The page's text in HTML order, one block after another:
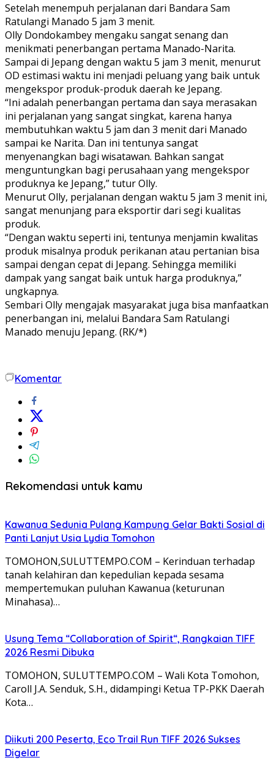
Setelah menempuh perjalanan dari Bandara Sam
Ratulangi Manado 5 jam 3 menit.
Olly Dondokambey mengaku sangat senang dan
menikmati penerbangan pertama Manado-Narita.
Sampai di Jepang dengan waktu 5 jam 3 menit, menurut
OD estimasi waktu ini menjadi peluang yang baik untuk
mengekspor produk-produk daerah ke Jepang.
“Ini adalah penerbangan pertama dan saya merasakan
ini perjalanan yang sangat singkat, karena hanya
membutuhkan waktu 5 jam dan 3 menit dari Manado
sampai ke Narita. Dan ini tentunya sangat
menyenangkan bagi wisatawan. Bahkan sangat
menguntungkan bagi perusahaan yang mengekspor
produknya ke Jepang,” tutur Olly.
Menurut Olly, perjalanan dengan waktu 5 jam 3 menit ini,
sangat menunjang para eksportir dari segi kualitas
produk.
“Dengan waktu seperti ini, tentunya menjamin kwalitas
produk misalnya produk perikanan atau pertanian bisa
sampai dengan cepat di Jepang. Sehingga memiliki
dampak yang sangat baik untuk harga produknya,”
ungkapnya.
Sembari Olly mengajak masyarakat juga bisa manfaatkan
penerbangan ini, melalui Bandara Sam Ratulangi
Manado menuju Jepang. (RK/*)
Komentar
Rekomendasi untuk kamu
Kawanua Sedunia Pulang Kampung Gelar Bakti Sosial di
Panti Lanjut Usia Lydia Tomohon
TOMOHON,SULUTTEMPO.COM – Kerinduan terhadap
tanah kelahiran dan kepedulian kepada sesama
mempertemukan puluhan Kawanua (keturunan
Minahasa)…
Usung Tema “Collaboration of Spirit“, Rangkaian TIFF
2026 Resmi Dibuka
TOMOHON, SULUTTEMPO.COM – Wali Kota Tomohon,
Caroll J.A. Senduk, S.H., didampingi Ketua TP-PKK Daerah
Kota…
Diikuti 200 Peserta, Eco Trail Run TIFF 2026 Sukses
Digelar